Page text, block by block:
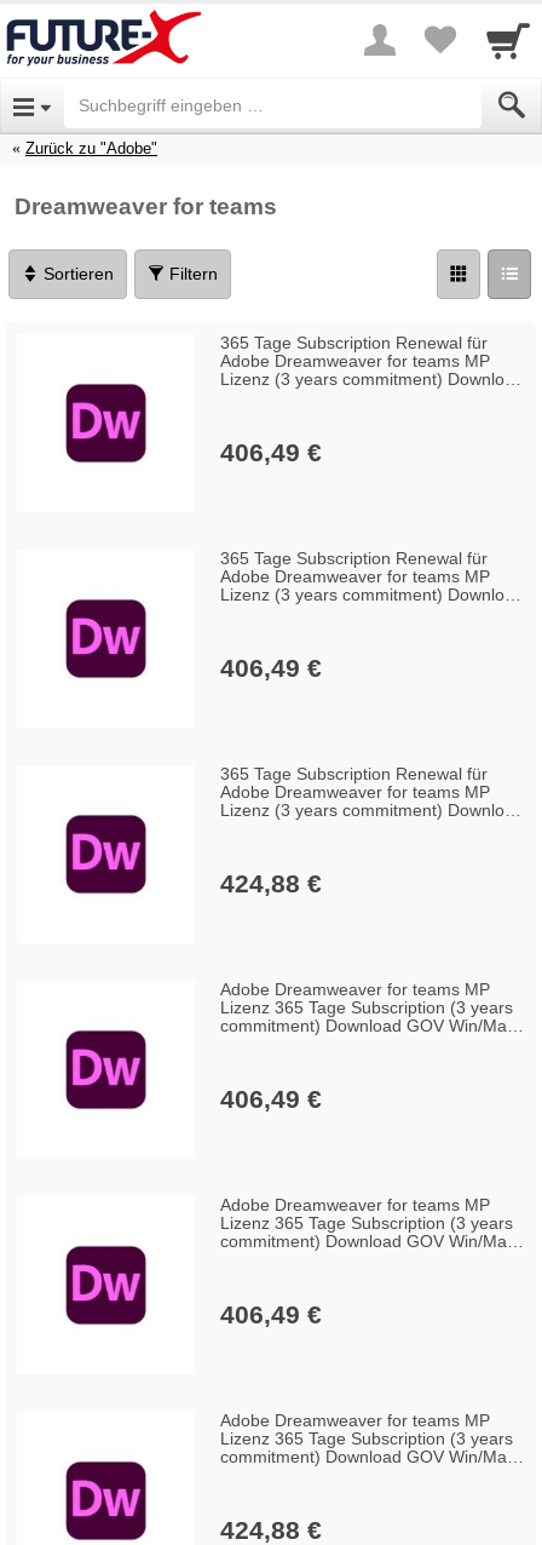
Zurück zu "Adobe"
Dreamweaver for teams
Sortieren Filtern
365 Tage Subscription Renewal für
Adobe Dreamweaver for teams MP
Lizenz (3 years commitment) Download
406,49 €
365 Tage Subscription Renewal für
Adobe Dreamweaver for teams MP
Lizenz (3 years commitment) Download
406,49 €
365 Tage Subscription Renewal für
Adobe Dreamweaver for teams MP
Lizenz (3 years commitment) Download
424,88 €
Adobe Dreamweaver for teams MP
Lizenz 365 Tage Subscription (3 years
commitment) Download GOV Win/Mac,
406,49 €
Adobe Dreamweaver for teams MP
Lizenz 365 Tage Subscription (3 years
commitment) Download GOV Win/Mac,
406,49 €
Adobe Dreamweaver for teams MP
Lizenz 365 Tage Subscription (3 years
commitment) Download GOV Win/Mac,
424,88 €